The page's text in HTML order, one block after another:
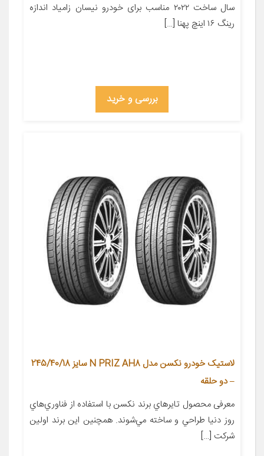
سال ساخت ۲۰۲۲ مناسب برای خودرو نیسان زامیاد اندازه
رینگ ۱۶ اینچ پهنا […]
بررسی و خرید
لاستیک خودرو نکسن مدل N PRIZ AH8 سایز 245/40/18
– دو حلقه
معرفی محصول تايرهاي برند نکسن با استفاده از فناوري‌هاي
روز دنيا طراحي و ساخته مي‌شوند. همچنين اين برند اولين
شرکت […]